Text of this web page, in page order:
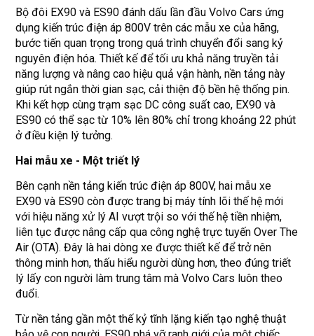
Bộ đôi EX90 và ES90 đánh dấu lần đầu Volvo Cars ứng
dụng kiến trúc điện áp 800V trên các mẫu xe của hãng,
bước tiến quan trọng trong quá trình chuyển đổi sang kỷ
nguyên điện hóa. Thiết kế để tối ưu khả năng truyền tải
năng lượng và nâng cao hiệu quả vận hành, nền tảng này
giúp rút ngắn thời gian sạc, cải thiện độ bền hệ thống pin.
Khi kết hợp cùng trạm sạc DC công suất cao, EX90 và
ES90 có thể sạc từ 10% lên 80% chỉ trong khoảng 22 phút
ở điều kiện lý tưởng.
Hai mẫu xe - Một triết lý
Bên cạnh nền tảng kiến trúc điện áp 800V, hai mẫu xe
EX90 và ES90 còn được trang bị máy tính lõi thế hệ mới
với hiệu năng xử lý AI vượt trội so với thế hệ tiền nhiệm,
liên tục được nâng cấp qua công nghệ trực tuyến Over The
Air (OTA). Đây là hai dòng xe được thiết kế để trở nên
thông minh hơn, thấu hiểu người dùng hơn, theo đúng triết
lý lấy con người làm trung tâm mà Volvo Cars luôn theo
đuổi.
Từ nền tảng gần một thế kỷ tĩnh lặng kiến tạo nghệ thuật